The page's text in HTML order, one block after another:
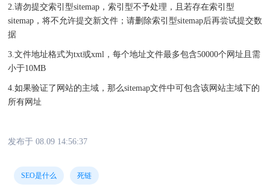
2.请勿提交索引型sitemap，索引型不予处理，且若存在索引型
sitemap，将不允许提交新文件；请删除索引型sitemap后再尝试提交数
据
3.文件地址格式为txt或xml，每个地址文件最多包含50000个网址且需
小于10MB
4.如果验证了网站的主域，那么sitemap文件中可包含该网站主域下的
所有网址
发布于 08.09 14:56:37
SEO是什么 死链